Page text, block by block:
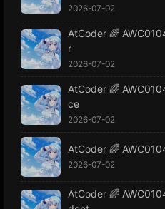
2026-07-02
AtCoder 🌈
r
2026-07-02
AtCoder 🌈
ce
2026-07-02
AtCoder 🌈
2026-07-02
AtCoder 🌈